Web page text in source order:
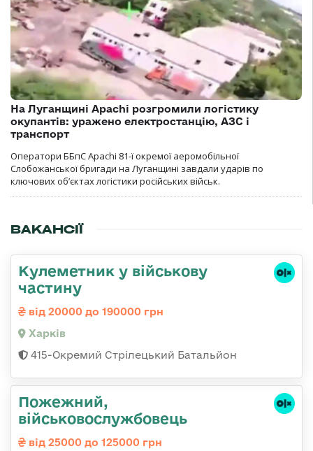
На Луганщині Apachi розгромили логістику
окупантів: уражено електростанцію, АЗС і
транспорт
Оператори ББпС Apachi 81-ї окремої аеромобільної
Слобожанської бригади на Луганщині завдали ударів по
ключових об’єктах логістики російських військ.
ВАКАНСІЇ
Кулеметник у військову
частину
від 20000 до 190000 грн
Харків
415-Окремий Стрілецький Батальйон
Пожежний,
військовослужбовець
від 25000 до 125000 грн